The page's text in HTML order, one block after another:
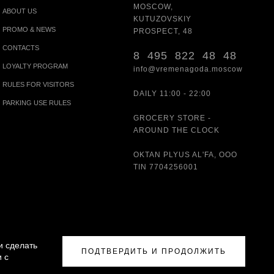
ABOUT US
PROMO & NEWS
CONTACTS
LOYALTY PROGRAM
RULES FOR VISITORS
PARKING USE RULES
MOSCOW,
KUTUZOVSKIY
PROSPECT, 48
8 495 822 48 48
info@vremenagoda.moscow
DAILY 11:00 - 22:00
GROCERY STORE -
AROUND THE CLOCK
OKTAN PLYUS AL'FA, OOO
TIN 7704256001
PARKING USE RULES
сделать
с
ПОДТВЕРДИТЬ И ПРОДОЛЖИТЬ